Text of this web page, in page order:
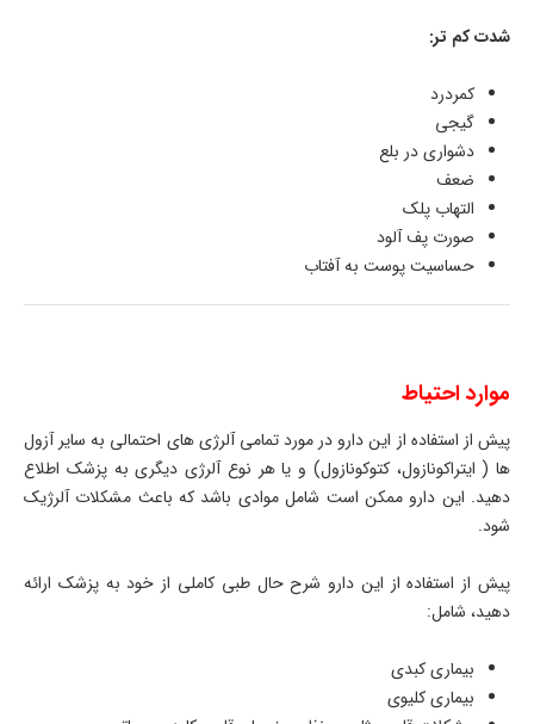
شدت کم تر:
کمردرد
گیجی
دشواری در بلع
ضعف
التهاب پلک
صورت پف آلود
حساسیت پوست به آفتاب
موارد احتیاط
پیش از استفاده از این دارو در مورد تمامی آلرژی های احتمالی به سایر آزول
ها ( ایتراکونازول، کتوکونازول) و یا هر نوع آلرژی دیگری به پزشک اطلاع
دهید. این دارو ممکن است شامل موادی باشد که باعث مشکلات آلرژیک
شود.
پیش از استفاده از این دارو شرح حال طبی کاملی از خود به پزشک ارائه
دهید، شامل:
بیماری کبدی
بیماری کلیوی